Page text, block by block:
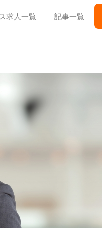
求人一覧 記事一覧